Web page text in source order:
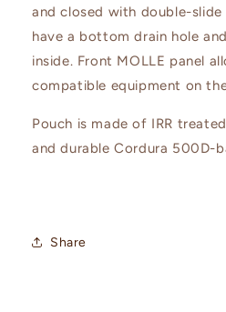
and closed with double-
have a bottom drain hole
inside. Front MOLLE panel
compatible equipment on
Pouch is made of IRR
and durable Cordura 500D-
Share